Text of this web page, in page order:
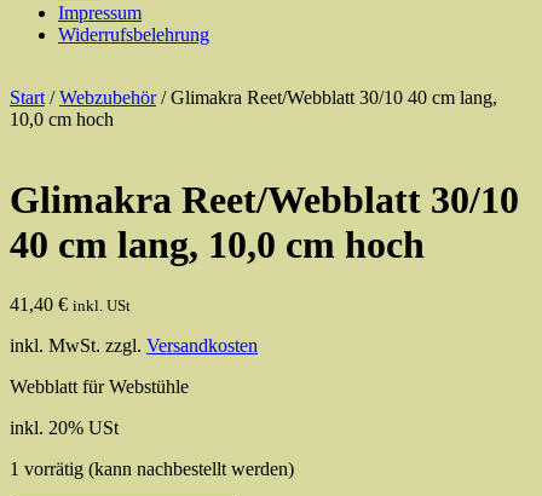
Impressum
Widerrufsbelehrung
Start /Webzubehör/ Glimakra Reet/Webblatt 30/10 40 cm lang,
10,0 cm hoch
Glimakra Reet/Webblatt 30/10
40 cm lang, 10,0 cm hoch
41,40 € inkl. USt
inkl. MwSt. zzgl. Versandkosten
Webblatt für Webstühle
inkl. 20% USt
1 vorrätig (kann nachbestellt werden)